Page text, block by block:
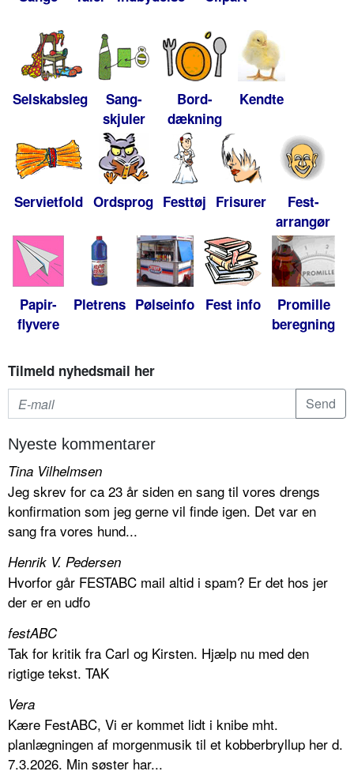
Selskabsleg
Sang-
skjuler
Bord-
dækning
Kendte
Servietfold Ordsprog Festtøj Frisurer
Fest-
arrangør
Papir-
flyvere
Pletrens Pølseinfo Fest info
Promille
beregning
Tilmeld nyhedsmail her
Nyeste kommentarer
Tina Vilhelmsen
Jeg skrev for ca 23 år siden en sang til vores drengs
konfirmation som jeg gerne vil finde igen. Det var en
sang fra vores hund...
Henrik V. Pedersen
Hvorfor går FESTABC mail altid i spam? Er det hos jer
der er en udfo
festABC
Tak for kritik fra Carl og Kirsten. Hjælp nu med den
rigtige tekst. TAK
Vera
Kære FestABC, Vi er kommet lidt i knibe mht.
planlægningen af morgenmusik til et kobberbryllup her d.
7.3.2026. Min søster har...